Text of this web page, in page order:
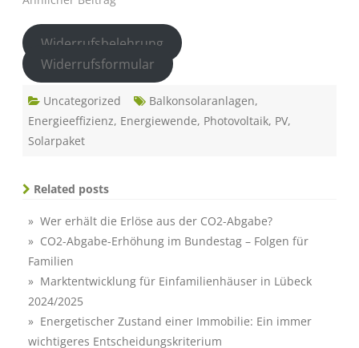
Widerrufsbelehrung
Widerrufsformular
Uncategorized Balkonsolaranlagen,
Energieeffizienz, Energiewende, Photovoltaik, PV,
Solarpaket
Related posts
» Wer erhält die Erlöse aus der CO2-Abgabe?
» CO2-Abgabe-Erhöhung im Bundestag – Folgen für
Familien
» Marktentwicklung für Einfamilienhäuser in Lübeck
2024/2025
» Energetischer Zustand einer Immobilie: Ein immer
wichtigeres Entscheidungskriterium